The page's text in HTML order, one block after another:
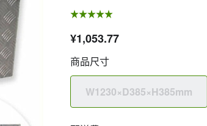
¥1,053.77
商品尺寸
W1230×D385×H385mm